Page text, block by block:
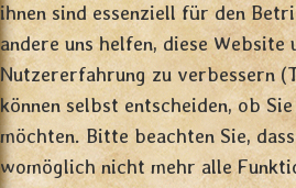
ihnen sind essenziell für den
andere uns helfen, diese Website
Nutzererfahrung zu verbessern
können selbst entscheiden, ob
möchten. Bitte beachten Sie,
womöglich nicht mehr alle